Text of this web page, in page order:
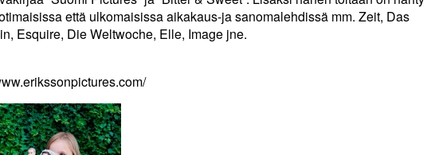
että ulkomaisissa aikakaus-ja sanomalehdissä mm. Zeit, Das
Esquire, Die Weltwoche, Elle, Image jne.